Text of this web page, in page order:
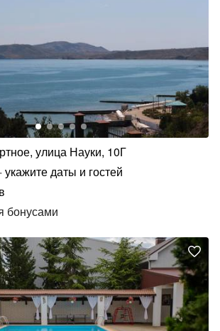
улица Науки, 10Г
укажите даты и гостей
бонусами